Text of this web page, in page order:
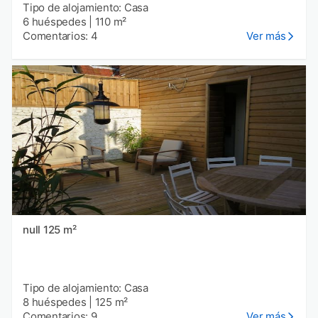
Tipo de alojamiento: Casa
6 huéspedes
110 m²
Comentarios: 4
Ver más
null 125 m²
Tipo de alojamiento: Casa
8 huéspedes
125 m²